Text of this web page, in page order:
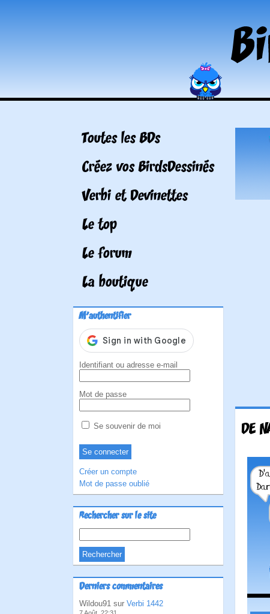
Toutes les BDs
Créez vos BirdsDessinés
Verbi et Devinettes
Le top
Le forum
La boutique
M'authentifier
Identifiant ou adresse e-mail
Mot de passe
Se souvenir de moi
Créer un compte
Mot de passe oublié
Rechercher sur le site
Derniers commentaires
Wildou91 sur Verbi 1442
DE